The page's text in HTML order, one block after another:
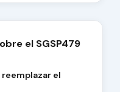
el SGSP479
el